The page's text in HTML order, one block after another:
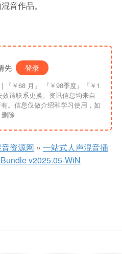
音作品。
先 登录
。信息仅做介绍和学习使用，如
除
资源网 » 一站式人声混音插
v2025.05-WiN